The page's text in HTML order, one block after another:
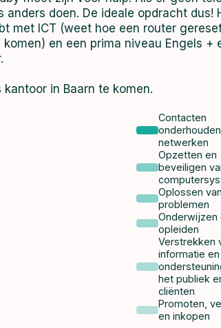
anders doen. De ideale opdracht dus!
met ICT (weet hoe een router
en een prima niveau Engels +
in Baarn te komen.
Contacten
netwerken
Opzetten en
beveiligen
Oplossen van
problemen
Onderwijzen
opleiden
Verstrekken
informatie en
het publiek
cliënten
Promoten,
en inkopen